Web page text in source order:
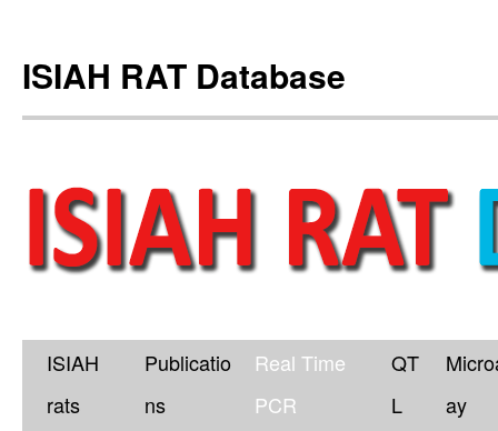
ISIAH RAT Database
Skip
ISIAH
rats
Publicatio
ns
Real Time
PCR
QT
L
ay